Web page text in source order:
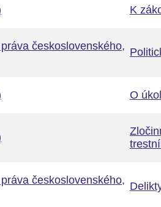
K
československého,
O
československého,